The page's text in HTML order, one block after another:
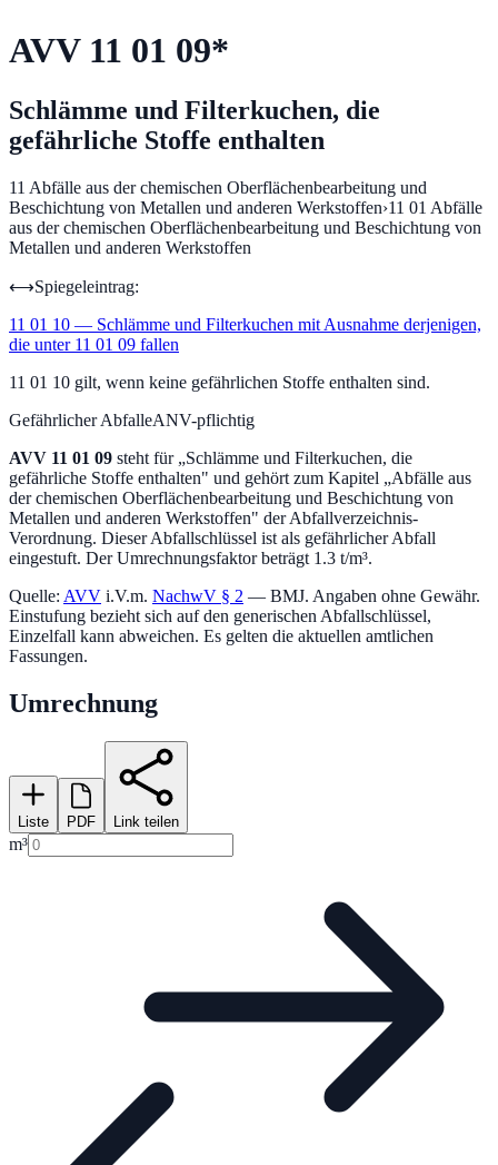
AVV 11 01 09*
Schlämme und Filterkuchen, die
gefährliche Stoffe enthalten
11 Abfälle aus der chemischen Oberflächenbearbeitung und
Beschichtung von Metallen und anderen Werkstoffen›11 01 Abfälle
aus der chemischen Oberflächenbearbeitung und Beschichtung von
Metallen und anderen Werkstoffen
⟷Spiegeleintrag:
11 01 10 — Schlämme und Filterkuchen mit Ausnahme derjenigen,
die unter 11 01 09 fallen
11 01 10 gilt, wenn keine gefährlichen Stoffe enthalten sind.
Gefährlicher AbfalleANV-pflichtig
AVV 11 01 09 steht für „Schlämme und Filterkuchen, die
gefährliche Stoffe enthalten" und gehört zum Kapitel „Abfälle aus
der chemischen Oberflächenbearbeitung und Beschichtung von
Metallen und anderen Werkstoffen" der Abfallverzeichnis-
Verordnung. Dieser Abfallschlüssel ist als gefährlicher Abfall
eingestuft. Der Umrechnungsfaktor beträgt 1.3 t/m³.
Quelle: AVV i.V.m. NachwV § 2 — BMJ. Angaben ohne Gewähr.
Einstufung bezieht sich auf den generischen Abfallschlüssel,
Einzelfall kann abweichen. Es gelten die aktuellen amtlichen
Fassungen.
Umrechnung
Liste PDF Link teilen
m³